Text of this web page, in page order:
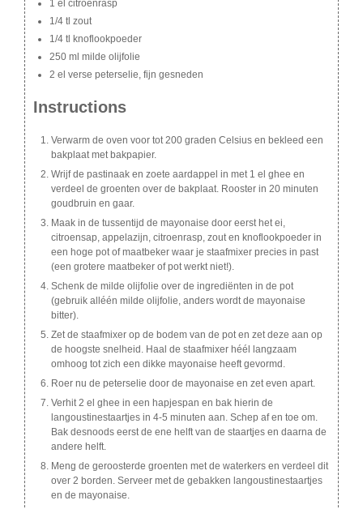
1 el citroenrasp
1/4 tl zout
1/4 tl knoflookpoeder
250 ml milde olijfolie
2 el verse peterselie, fijn gesneden
Instructions
Verwarm de oven voor tot 200 graden Celsius en bekleed een
bakplaat met bakpapier.
Wrijf de pastinaak en zoete aardappel in met 1 el ghee en
verdeel de groenten over de bakplaat. Rooster in 20 minuten
goudbruin en gaar.
Maak in de tussentijd de mayonaise door eerst het ei,
citroensap, appelazijn, citroenrasp, zout en knoflookpoeder in
een hoge pot of maatbeker waar je staafmixer precies in past
(een grotere maatbeker of pot werkt niet!).
Schenk de milde olijfolie over de ingrediënten in de pot
(gebruik alléén milde olijfolie, anders wordt de mayonaise
bitter).
Zet de staafmixer op de bodem van de pot en zet deze aan op
de hoogste snelheid. Haal de staafmixer héél langzaam
omhoog tot zich een dikke mayonaise heeft gevormd.
Roer nu de peterselie door de mayonaise en zet even apart.
Verhit 2 el ghee in een hapjespan en bak hierin de
langoustinestaartjes in 4-5 minuten aan. Schep af en toe om.
Bak desnoods eerst de ene helft van de staartjes en daarna de
andere helft.
Meng de geroosterde groenten met de waterkers en verdeel dit
over 2 borden. Serveer met de gebakken langoustinestaartjes
en de mayonaise.